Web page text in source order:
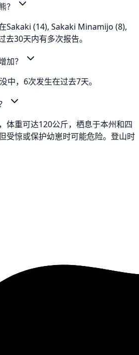
？
Sakaki (14), Sakaki Minamijo (8),
30天内有多次报告。
加？
中，6次发生在过去7天。
体重可达120公斤，栖息于本州和四
受惊或保护幼崽时可能危险。登山时